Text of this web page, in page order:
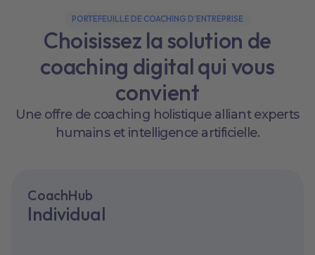
PORTEFEUILLE DE COACHING D’ENTREPRISE
Choisissez la solution de
coaching digital qui vous
convient
Une offre de coaching holistique alliant experts
humains et intelligence artificielle.
CoachHub
Individual